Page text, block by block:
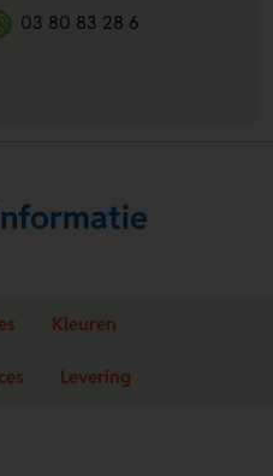
03 80 83 28 6
Kleuren
Levering